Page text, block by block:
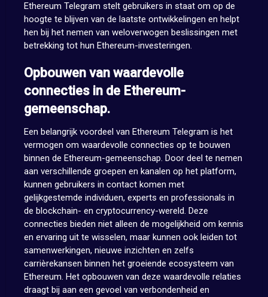
Ethereum Telegram stelt gebruikers in staat om op de
hoogte te blijven van de laatste ontwikkelingen en helpt
hen bij het nemen van weloverwogen beslissingen met
betrekking tot hun Ethereum-investeringen.
Opbouwen van waardevolle
connecties in de Ethereum-
gemeenschap.
Een belangrijk voordeel van Ethereum Telegram is het
vermogen om waardevolle connecties op te bouwen
binnen de Ethereum-gemeenschap. Door deel te nemen
aan verschillende groepen en kanalen op het platform,
kunnen gebruikers in contact komen met
gelijkgestemde individuen, experts en professionals in
de blockchain- en cryptocurrency-wereld. Deze
connecties bieden niet alleen de mogelijkheid om kennis
en ervaring uit te wisselen, maar kunnen ook leiden tot
samenwerkingen, nieuwe inzichten en zelfs
carrièrekansen binnen het groeiende ecosysteem van
Ethereum. Het opbouwen van deze waardevolle relaties
draagt bij aan een gevoel van verbondenheid en